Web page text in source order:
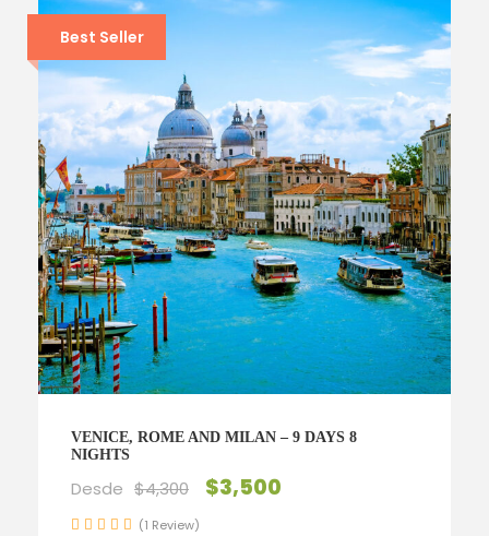
Best Seller
VENICE, ROME AND MILAN – 9 DAYS 8
NIGHTS
Desde $4,300 $3,500
(1 Review)